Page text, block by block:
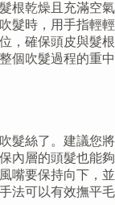
根乾燥且充滿空氣
髮時，用手指輕輕
，確保頭皮與髮根
個吹髮過程的重中
髮絲了。建議您將
內層的頭髮也能夠
嘴要保持向下，並
法可以有效撫平毛